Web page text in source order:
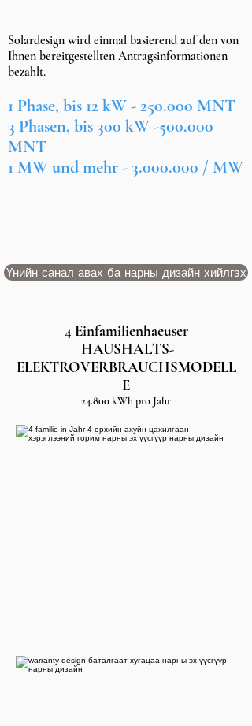
Solardesign wird einmal basierend auf den von
Ihnen bereitgestellten Antragsinformationen
bezahlt.
1 Phase, bis 12 kW - 250.000 MNT
3 Phasen, bis 300 kW -500.000
MNT
1 MW und mehr -3.000.000 / MW
Үнийн санал авах ба нарны дизайн хийлгэх
4 Einfamilienhaeuser
HAUSHALTS-
ELEKTROVERBRAUCHSMODELL
E
24.800 kWh pro Jahr